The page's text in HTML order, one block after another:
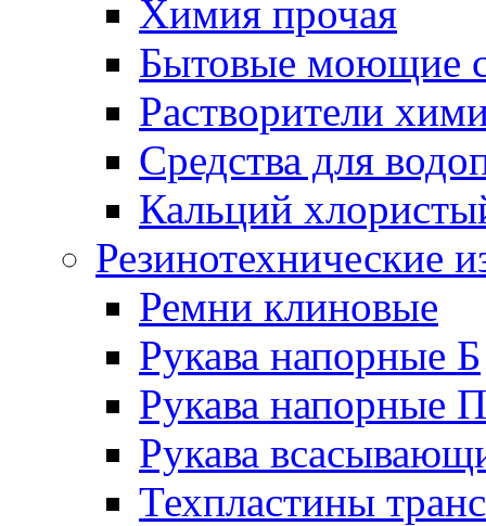
Химия прочая
Бытовые моющие
Растворители
Средства для
Кальций
Резинотехнические
Ремни клиновые
Рукава напорные Б
Рукава напорные П
Рукава
Техпластины